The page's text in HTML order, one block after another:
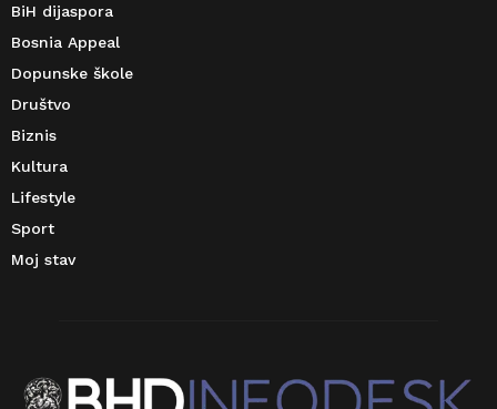
BiH dijaspora
Bosnia Appeal
Dopunske škole
Društvo
Biznis
Kultura
Lifestyle
Sport
Moj stav